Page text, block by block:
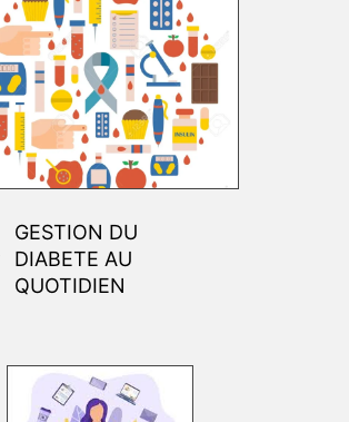
GESTION DU
DIABETE AU
QUOTIDIEN